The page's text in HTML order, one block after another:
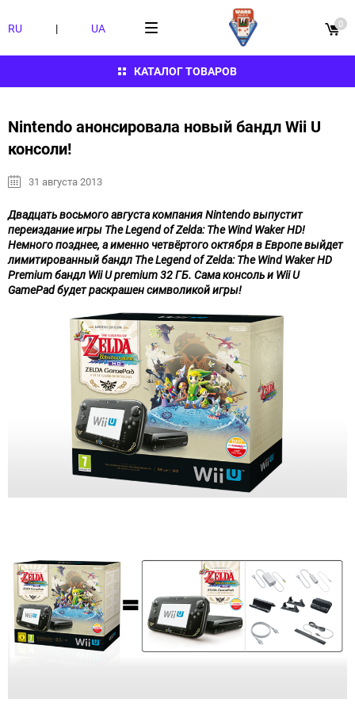
КАТАЛОГ ТОВАРОВ
RU | UA 0
Nintendo анонсировала новый бандл Wii U
консоли!
31 августа 2013
Двадцать восьмого августа компания Nintendo выпустит
переиздание игры The Legend of Zelda: The Wind Waker HD!
Немного позднее, а именно четвёртого октября в Европе выйдет
лимитированный бандл The Legend of Zelda: The Wind Waker HD
Premium бандл Wii U premium 32 ГБ. Сама консоль и Wii U
GamePad будет раскрашен символикой игры!